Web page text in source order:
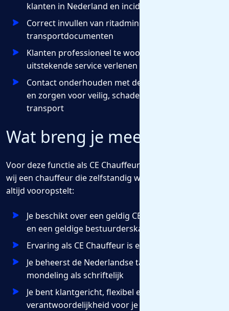
klanten in Nederland en incidenteel daarbuiten
Correct invullen van ritadministratie en
transportdocumenten
Klanten professioneel te woord staan en een
uitstekende service verlenen op locatie
Contact onderhouden met de transportplanning
en zorgen voor veilig, schadevrij en efficiënt
transport
Wat breng je mee?
Voor deze functie als CE Chauffeur Groupage zoeken
wij een chauffeur die zelfstandig werkt en veiligheid
altijd vooropstelt:
Je beschikt over een geldig CE-rijbewijs, Code 95
en een geldige bestuurderskaart
Ervaring als CE Chauffeur is een pré
Je beheerst de Nederlandse taal goed, zowel
mondeling als schriftelijk
Je bent klantgericht, flexibel en neemt
verantwoordelijkheid voor je werkzaamheden